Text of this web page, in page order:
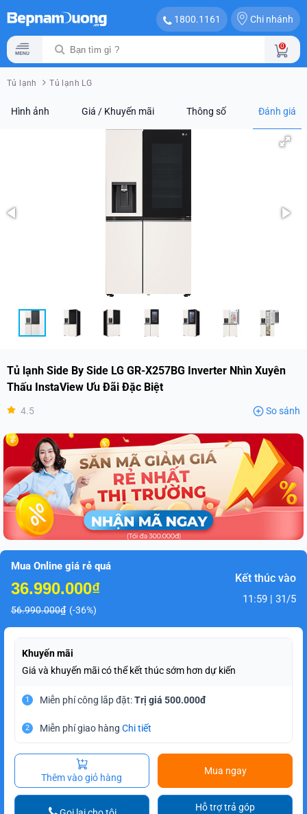
1800.1161 Chi nhánh
0
Tủ lạnh Tủ lạnh LG
Hình ảnh Giá / Khuyến mãi Thông số Đánh giá
Tủ lạnh Side By Side LG GR-X257BG Inverter Nhìn Xuyên
Thấu InstaView Ưu Đãi Đặc Biệt
4.5 So sánh
Mua Online giá rẻ quá
36.990.000₫
56.990.000₫ (-36%)
Kết thúc vào
11:59 | 31/5
Khuyến mãi
Giá và khuyến mãi có thể kết thúc sớm hơn dự kiến
1 Miễn phí công lắp đặt:Trị giá 500.000đ
2 Miễn phí giao hàng Chi tiết
Thêm vào giỏ hàng
Mua ngay
Hỗ trợ trả góp